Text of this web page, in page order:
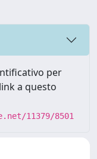
per
a questo
11379/8501